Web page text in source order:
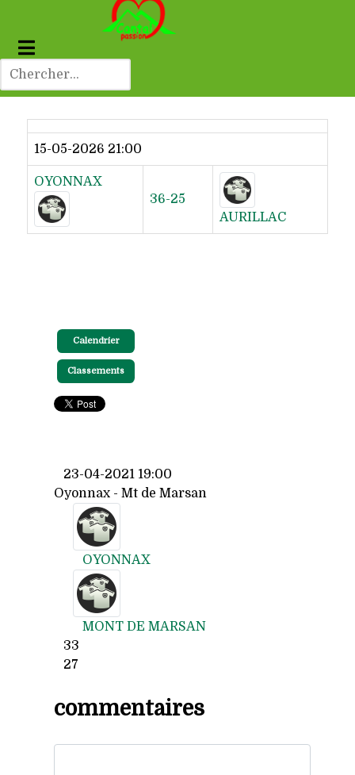
Dernier résultat
15-05-2026 21:00
OYONNAX
36-25
AURILLAC
Calendrier
Classements
23-04-2021 19:00
Oyonnax - Mt de Marsan
OYONNAX
MONT DE MARSAN
33
27
commentaires